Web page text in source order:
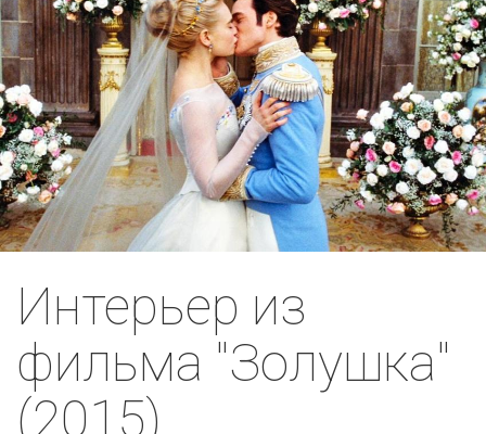
Интерьер из
фильма "Золушка"
(2015)